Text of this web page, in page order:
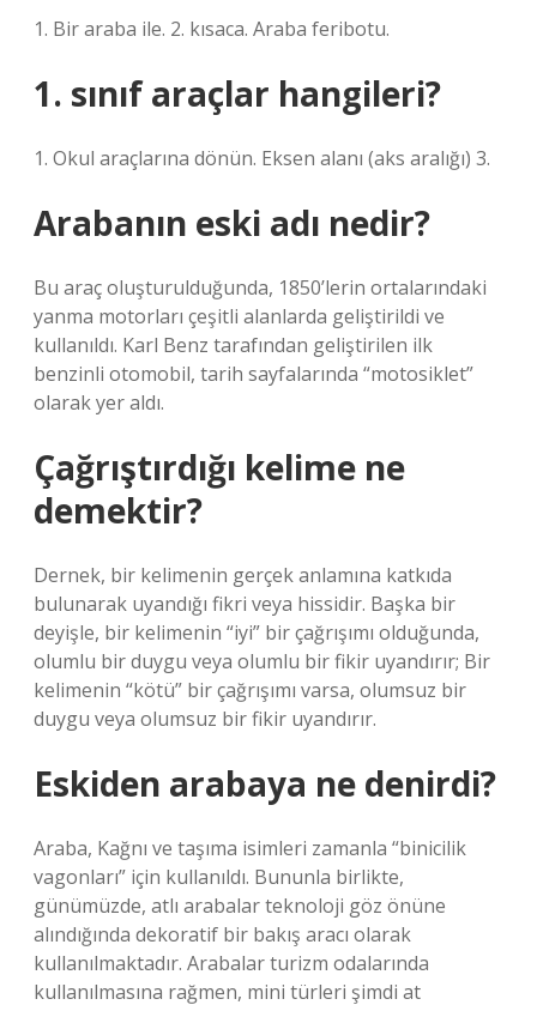
1. Bir araba ile. 2. kısaca. Araba feribotu.
1. sınıf araçlar hangileri?
1. Okul araçlarına dönün. Eksen alanı (aks aralığı) 3.
Arabanın eski adı nedir?
Bu araç oluşturulduğunda, 1850’lerin ortalarındaki
yanma motorları çeşitli alanlarda geliştirildi ve
kullanıldı. Karl Benz tarafından geliştirilen ilk
benzinli otomobil, tarih sayfalarında “motosiklet”
olarak yer aldı.
Çağrıştırdığı kelime ne
demektir?
Dernek, bir kelimenin gerçek anlamına katkıda
bulunarak uyandığı fikri veya hissidir. Başka bir
deyişle, bir kelimenin “iyi” bir çağrışımı olduğunda,
olumlu bir duygu veya olumlu bir fikir uyandırır; Bir
kelimenin “kötü” bir çağrışımı varsa, olumsuz bir
duygu veya olumsuz bir fikir uyandırır.
Eskiden arabaya ne denirdi?
Araba, Kağnı ve taşıma isimleri zamanla “binicilik
vagonları” için kullanıldı. Bununla birlikte,
günümüzde, atlı arabalar teknoloji göz önüne
alındığında dekoratif bir bakış aracı olarak
kullanılmaktadır. Arabalar turizm odalarında
kullanılmasına rağmen, mini türleri şimdi at